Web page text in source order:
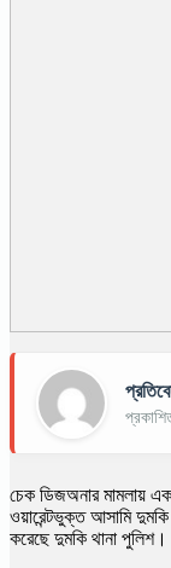
চেক ডিজঅনার মামলায়
ওয়ারেন্টভুক্ত আসামি
করেছে দুমকি থানা পুলিশ।